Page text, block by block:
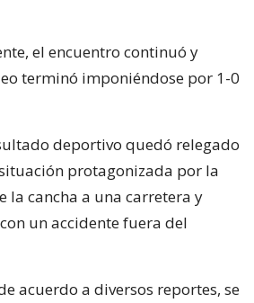
el encuentro continuó y
terminó imponiéndose por 1-0
deportivo quedó relegado
protagonizada por la
la cancha a una carretera y
un accidente fuera del
acuerdo a diversos reportes, se